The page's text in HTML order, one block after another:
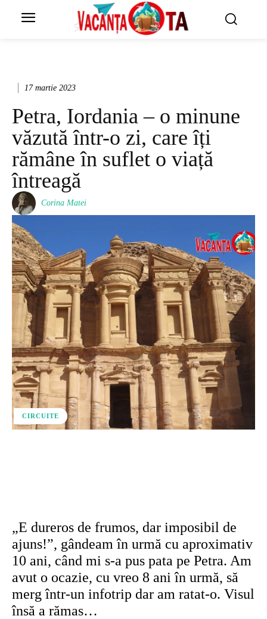
Corina Matei
17 martie 2023
Petra, Iordania – o minune
văzută într-o zi, care îți
rămâne în suflet o viață
întreagă
CIRCUITE
„E dureros de frumos, dar imposibil de
ajuns!”, gândeam în urmă cu aproximativ
10 ani, când mi s-a pus pata pe Petra. Am
avut o ocazie, cu vreo 8 ani în urmă, să
merg într-un infotrip dar am ratat-o. Visul
însă a rămas…